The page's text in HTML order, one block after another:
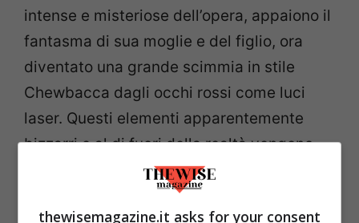
intense e misteriose dell’opera, appaiono il
fantasma di sua moglie e del figlio, ora
diventato una grande scimmia in stile
Chewbacca dagli occhi rossi come luci
laser. Questi elementi apparentemente
bizzarri e al di fuori della realtà vengono
però introdotti con lo stesso spirito che
permea tutto il film, un sentimento di pace
thewisemagazine.it asks for your consent